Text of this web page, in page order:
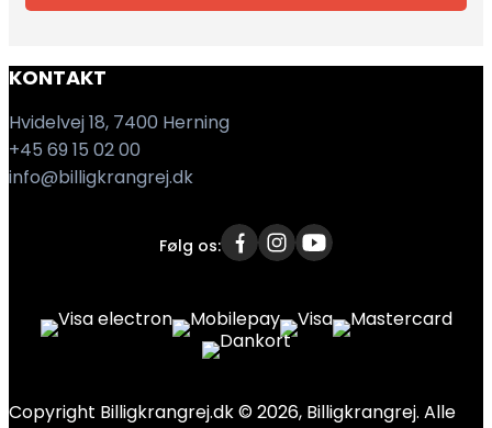
KONTAKT
Hvidelvej 18, 7400 Herning
+45 69 15 02 00
info@billigkrangrej.dk
Følg os:
Copyright Billigkrangrej.dk © 2026, Billigkrangrej. Alle